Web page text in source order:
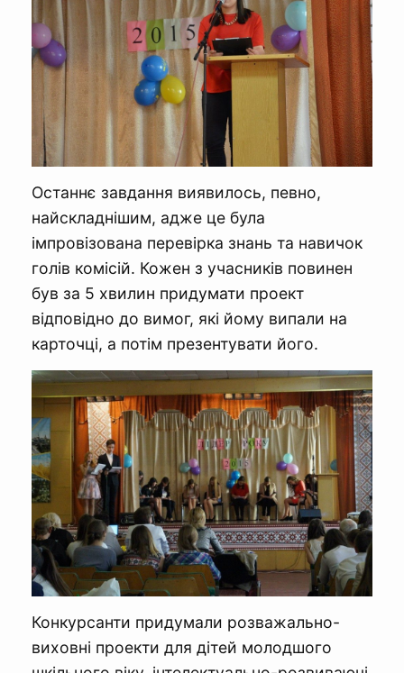
Останнє завдання виявилось, певно,
найскладнішим, адже це була
імпровізована перевірка знань та навичок
голів комісій. Кожен з учасників повинен
був за 5 хвилин придумати проект
відповідно до вимог, які йому випали на
карточці, а потім презентувати його.
Конкурсанти придумали розважально-
виховні проекти для дітей молодшого